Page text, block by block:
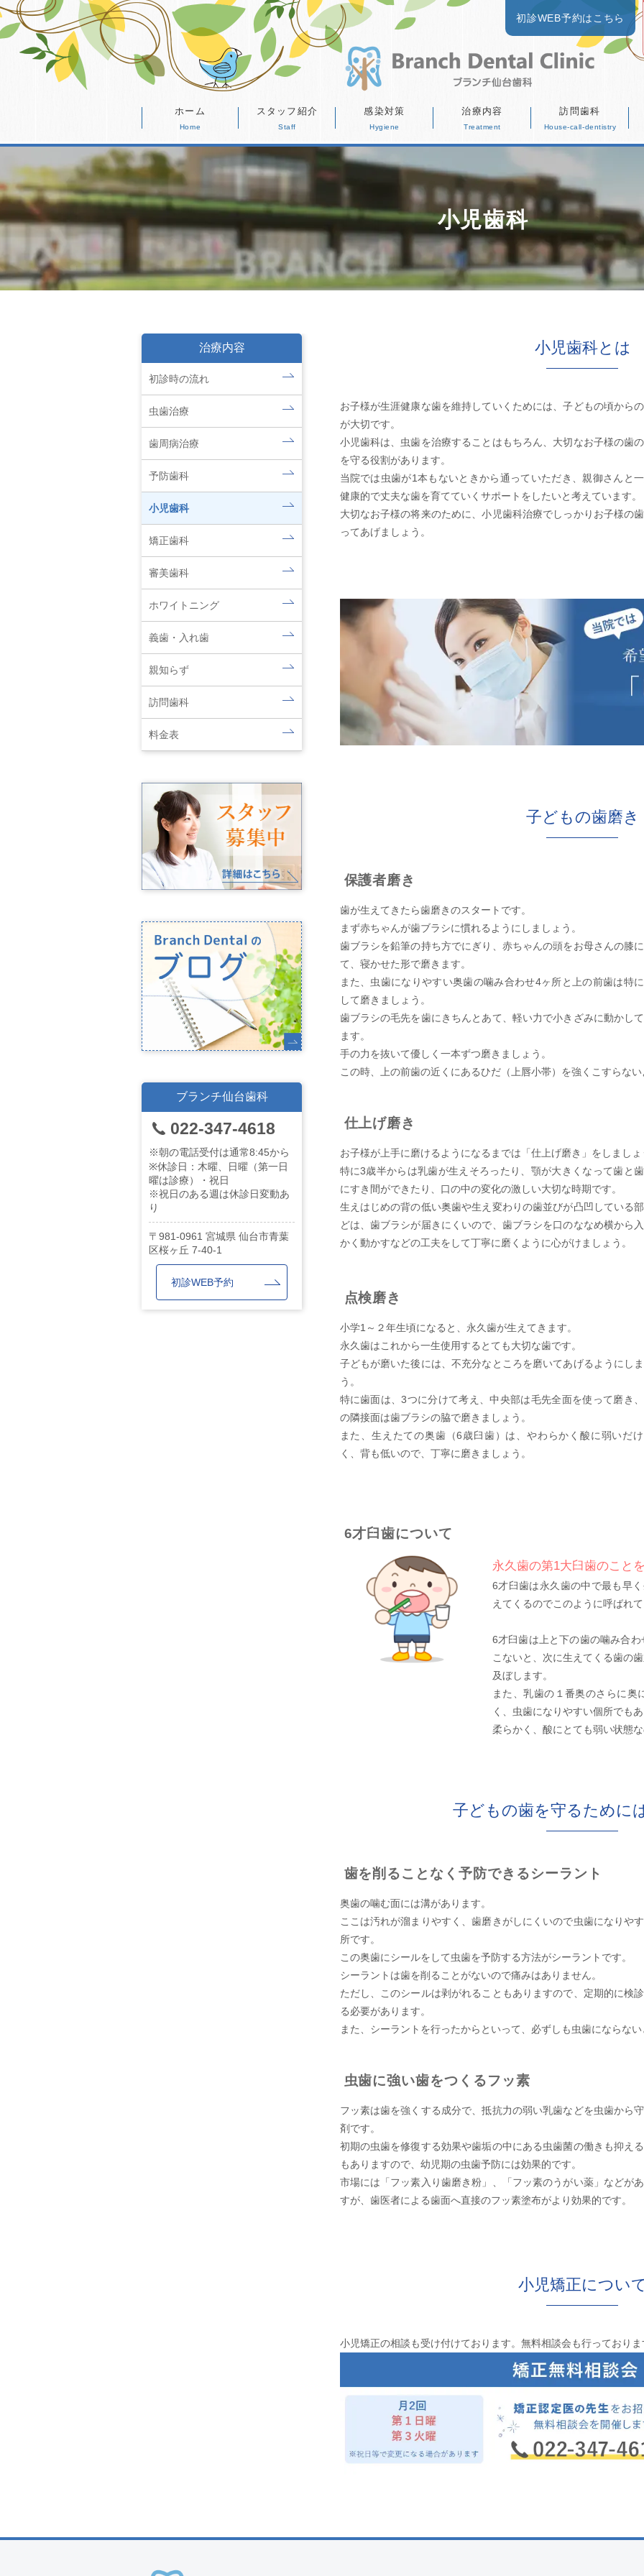
初診WEB予約はこちら
ホーム スタッフ紹介 感染対策 治療内容 訪問歯科
小児歯科
小児歯科とは
お子様が生涯健康な歯を維持していくためには、子どもの頃から
が大切です。
小児歯科は、虫歯を治療することはもちろん、大切なお子様の歯
を守る役割があります。
当院では虫歯が1本もないときから通っていただき、親御さんと
健康的で丈夫な歯を育てていくサポートをしたいと考えています。
大切なお子様の将来のために、小児歯科治療でしっかりお子様の
ってあげましょう。
子どもの歯磨き
保護者磨き
歯が生えてきたら歯磨きのスタートです。
まず赤ちゃんが歯ブラシに慣れるようにしましょう。
歯ブラシを鉛筆の持ち方でにぎり、赤ちゃんの頭をお母さんの膝
て、寝かせた形で磨きます。
また、虫歯になりやすい奥歯の噛み合わせ4ヶ所と上の前歯は特
して磨きましょう。
歯ブラシの毛先を歯にきちんとあて、軽い力で小きざみに動かし
ます。
手の力を抜いて優しく一本ずつ磨きましょう。
この時、上の前歯の近くにあるひだ（上唇小帯）を強くこすらな
仕上げ磨き
お子様が上手に磨けるようになるまでは「仕上げ磨き」をしましょ
特に3歳半からは乳歯が生えそろったり、顎が大きくなって歯と
にすき間ができたり、口の中の変化の激しい大切な時期です。
生えはじめの背の低い奥歯や生え変わりの歯並びが凸凹している
どは、歯ブラシが届きにくいので、歯ブラシを口のななめ横から
かく動かすなどの工夫をして丁寧に磨くように心がけましょう。
点検磨き
小学1～２年生頃になると、永久歯が生えてきます。
永久歯はこれから一生使用するとても大切な歯です。
子どもが磨いた後には、不充分なところを磨いてあげるようにし
う。
特に歯面は、3つに分けて考え、中央部は毛先全面を使って磨き
の隣接面は歯ブラシの脇で磨きましょう。
また、生えたての奥歯（6歳臼歯）は、やわらかく酸に弱いだ
く、背も低いので、丁寧に磨きましょう。
6才臼歯について
永久歯の第1大臼歯のこと
6才臼歯は永久歯の中で最も早
えてくるのでこのように呼ばれ
6才臼歯は上と下の歯の噛み合
こないと、次に生えてくる歯の
及ぼします。
また、乳歯の１番奥のさらに
く、虫歯になりやすい個所でも
柔らかく、酸にとても弱い状態
子どもの歯を守るために
歯を削ることなく予防できるシーラント
奥歯の噛む面には溝があります。
ここは汚れが溜まりやすく、歯磨きがしにくいので虫歯になりや
所です。
この奥歯にシールをして虫歯を予防する方法がシーラントです。
シーラントは歯を削ることがないので痛みはありません。
ただし、このシールは剥がれることもありますので、定期的に検
る必要があります。
また、シーラントを行ったからといって、必ずしも虫歯にならな
虫歯に強い歯をつくるフッ素
フッ素は歯を強くする成分で、抵抗力の弱い乳歯などを虫歯から
剤です。
初期の虫歯を修復する効果や歯垢の中にある虫歯菌の働きも抑え
もありますので、幼児期の虫歯予防には効果的です。
市場には「フッ素入り歯磨き粉」、「フッ素のうがい薬」などが
すが、歯医者による歯面へ直接のフッ素塗布がより効果的です。
小児矯正につい
小児矯正の相談も受け付けております。無料相談会も行っており
治療内容
初診時の流れ
虫歯治療
歯周病治療
予防歯科
小児歯科
矯正歯科
審美歯科
ホワイトニング
義歯・入れ歯
親知らず
訪問歯科
料金表
ブランチ仙台歯科
022-347-4618
※朝の電話受付は通常8:45から
※休診日：木曜、日曜（第一日
曜は診療）・祝日
※祝日のある週は休診日変動あ
り
981-0961 宮城県 仙台市青葉
区桜ヶ丘 7-40-1
初診WEB予約